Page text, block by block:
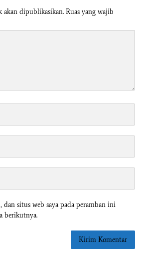
akan dipublikasikan. Ruas yang wajib
dan situs web saya pada peramban ini
berikutnya.